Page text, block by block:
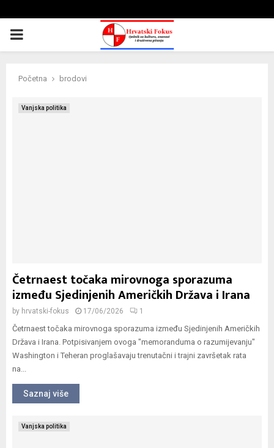
PRIMARY
Početna brodovi
Vanjska politika
Četrnaest točaka mirovnoga sporazuma
između Sjedinjenih Američkih Država i Irana
by hrvatski-fokus 17/06/2026 1
Četrnaest točaka mirovnoga sporazuma između Sjedinjenih Američkih
Država i Irana. Potpisivanjem ovoga "memoranduma o razumijevanju"
Washington i Teheran proglašavaju trenutačni i trajni završetak rata
na...
Saznaj više
Vanjska politika